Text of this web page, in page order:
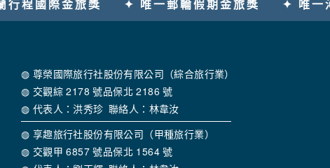
✦ 唯一郵輪假期金旅獎 ✦ 唯一河輪假期金旅獎
◍ 尊榮國際旅行社股份有限公司（綜合旅行業）
◍ 交觀綜 2178 號品保北 2186 號
◍ 代表人：洪秀珍 聯絡人：林韋汝
◍ 享趣旅行社股份有限公司（甲種旅行業）
◍ 交觀甲 6857 號品保北 1564 號